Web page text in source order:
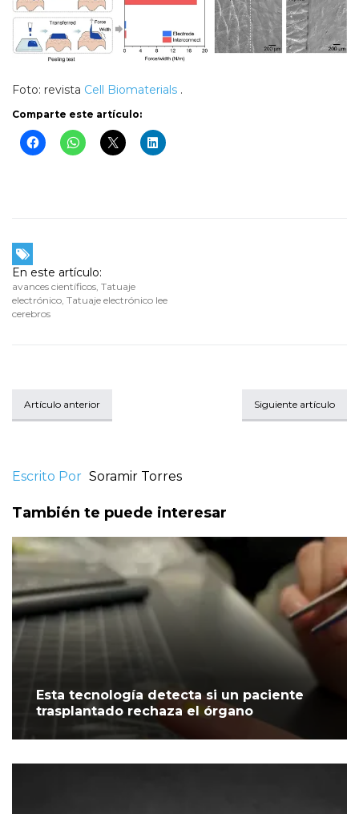
Foto: revista Cell Biomaterials .
Comparte este artículo:
En este artículo:
avances científicos, Tatuaje
electrónico, Tatuaje electrónico lee
cerebros
Artículo anterior Siguiente artículo
Escrito Por Soramir Torres
También te puede interesar
Esta tecnología detecta si un paciente
trasplantado rechaza el órgano